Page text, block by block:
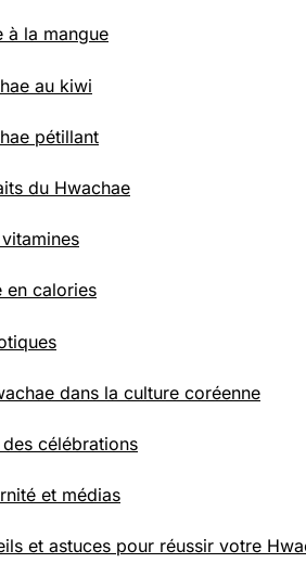
à la mangue
au kiwi
pétillant
du Hwachae
en calories
dans la culture coréenne
célébrations
et médias
et astuces pour réussir votre